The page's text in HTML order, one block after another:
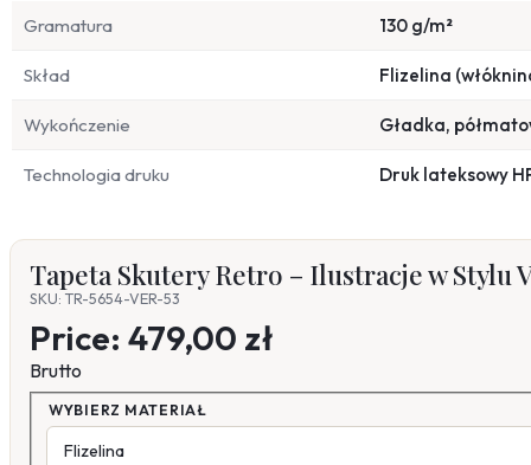
Gramatura 130 g/m²
Skład Flizelina
Wykończenie Gładka,
Technologia druku Druk lateksowy
Tapeta Skutery Retro – Ilustracje w Stylu
SKU: TR-5654-VER-53
Price: 479,00 zł
Brutto
WYBIERZ MATERIAŁ